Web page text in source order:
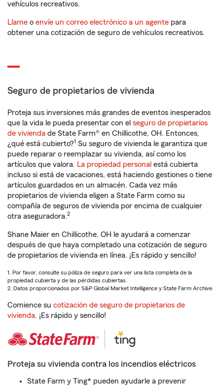
vehículos recreativos.
Llame o envíe un correo electrónico a un agente para
obtener una cotización de seguro de vehículos recreativos.
Seguro de propietarios de vivienda
Proteja sus inversiones más grandes de eventos inesperados
que la vida le pueda presentar con el seguro de propietarios
de vivienda de State Farm® en Chillicothe, OH. Entonces,
¿qué está cubierto?1 Su seguro de vivienda le garantiza que
puede reparar o reemplazar su vivienda, así como los
artículos que valora. La propiedad personal está cubierta
incluso si está de vacaciones, está haciendo gestiones o tiene
artículos guardados en un almacén. Cada vez más
propietarios de vivienda eligen a State Farm como su
compañía de seguros de vivienda por encima de cualquier
otra aseguradora.2
Shane Maier en Chillicothe, OH le ayudará a comenzar
después de que haya completado una cotización de seguro
de propietarios de vivienda en línea. ¡Es rápido y sencillo!
1. Por favor, consulte su póliza de seguro para ver una lista completa de la
propiedad cubierta y de las pérdidas cubiertas.
2. Datos proporcionados por S&P Global Market Intelligence y State Farm Archive.
Comience su cotización de seguro de propietarios de
vivienda. ¡Es rápido y sencillo!
Proteja su vivienda contra los incendios eléctricos
State Farm y Ting* pueden ayudarle a prevenir